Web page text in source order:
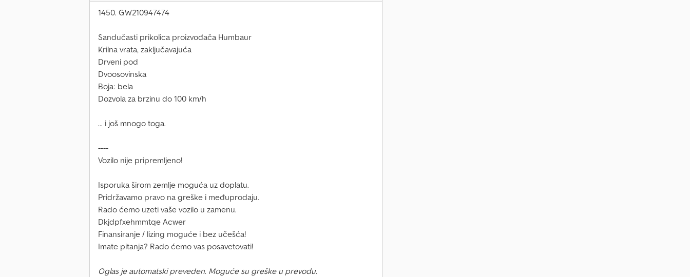
1450. GW210947474
Sandučasti prikolica proizvođača Humbaur
Krilna vrata, zaključavajuća
Drveni pod
Dvoosovinska
Boja: bela
Dozvola za brzinu do 100 km/h
... i još mnogo toga.
----
Vozilo nije pripremljeno!
Isporuka širom zemlje moguća uz doplatu.
Pridržavamo pravo na greške i međuprodaju.
Rado ćemo uzeti vaše vozilo u zamenu.
Dkjdpfxehmmtqe Acwer
Finansiranje / lizing moguće i bez učešća!
Imate pitanja? Rado ćemo vas posavetovati!
Oglas je automatski preveden. Moguće su greške u prevodu.